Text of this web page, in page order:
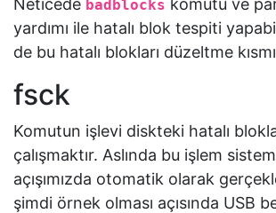
badblocks
yardımı ile hatalı blok tespiti
de bu hatalı blokları düzeltme
fsck
Komutun işlevi diskteki hatalı
çalışmaktır. Aslında bu işlem
açışımızda otomatik olarak
şimdi örnek olması açısında USB